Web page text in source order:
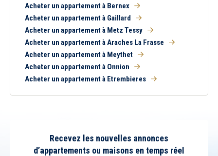
Acheter un appartement à Bernex
Acheter un appartement à Gaillard
Acheter un appartement à Metz Tessy
Acheter un appartement à Araches La Frasse
Acheter un appartement à Meythet
Acheter un appartement à Onnion
Acheter un appartement à Etrembieres
Recevez les nouvelles annonces
d’appartements ou maisons en temps réel